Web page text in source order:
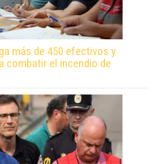
más de 450 efectivos y
combatir el incendio de